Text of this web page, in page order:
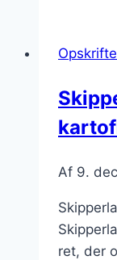
Af 9.
ret, der